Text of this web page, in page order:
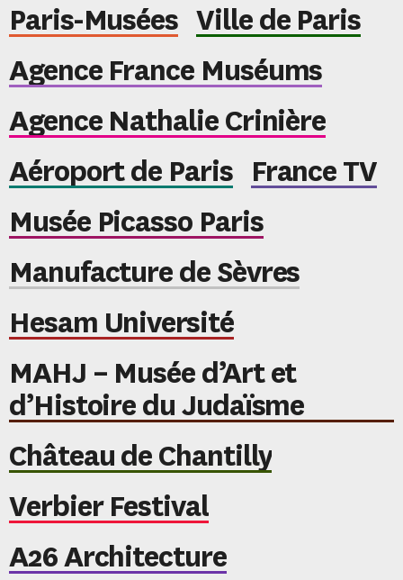
Paris-Musées Ville de Paris
Agence France Muséums
Agence Nathalie Crinière
Aéroport de Paris
Musée Picasso Paris
Manufacture de Sèvres
Hesam Université
MAHJ – Musée d’Art et
d’Histoire du Judaïsme
Château de Chantilly
Verbier Festival
A26 Architecture
France TV